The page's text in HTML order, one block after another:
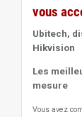
vous
Ubitech,
Hikvision
Les
mesure
Vous avez